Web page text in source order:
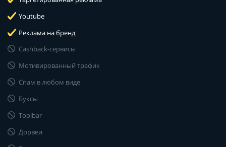
Youtube
Реклама на бренд
Cashback-сервисы
Мотивированный трафик
Спам в любом виде
Буксы
Toolbar
Дорвеи